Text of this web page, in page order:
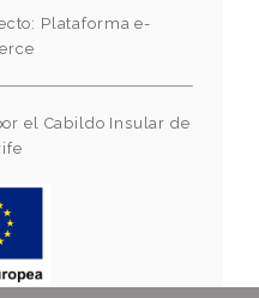
Plataforma e-
el Cabildo Insular de